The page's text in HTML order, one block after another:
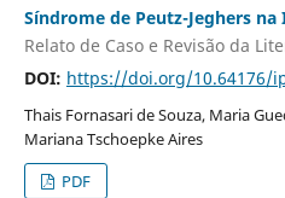
Síndrome de Peutz-Jeghers na
Relato de Caso e Revisão da
DOI: https://doi.org/10.64176/
Thais Fornasari de Souza, Maria
Mariana Tschoepke Aires
PDF